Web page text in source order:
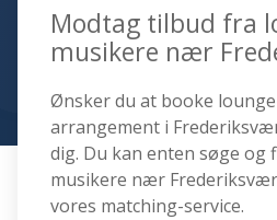
Modtag tilbud fra
musikere nær
Ønsker du at booke
arrangement i
dig. Du kan enten søge og
musikere nær
vores matching-service.